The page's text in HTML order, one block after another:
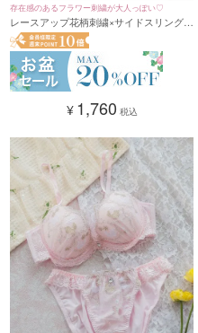
存在感のあるフラワー刺繍が大人っぽい♡
レースアップ花柄刺繍×サイドスリングブ
ラジャー＆ショーツセット(ブルー)(B～
D/65～85)
¥ 1,760 税込